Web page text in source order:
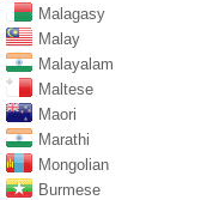
Malagasy
Malay
Malayalam
Maltese
Maori
Marathi
Mongolian
Burmese